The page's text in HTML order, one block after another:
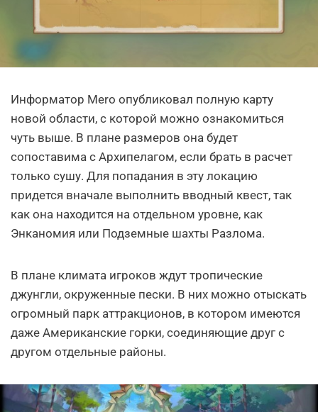
Информатор Mero опубликовал полную карту
новой области, с которой можно ознакомиться
чуть выше. В плане размеров она будет
сопоставима с Архипелагом, если брать в расчет
только сушу. Для попадания в эту локацию
придется вначале выполнить вводный квест, так
как она находится на отдельном уровне, как
Энканомия или Подземные шахты Разлома.
В плане климата игроков ждут тропические
джунгли, окруженные пески. В них можно отыскать
огромный парк аттракционов, в котором имеются
даже Американские горки, соединяющие друг с
другом отдельные районы.